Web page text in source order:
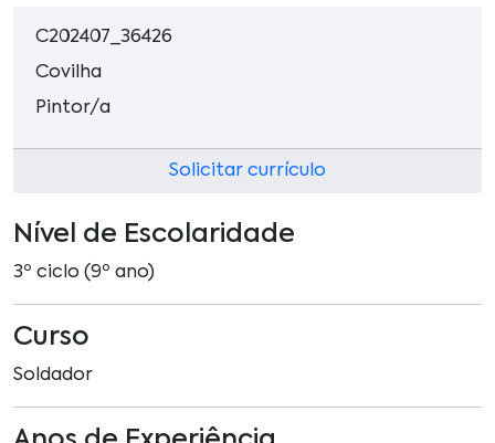
C202407_36426
Covilha
Pintor/a
Solicitar currículo
Nível de Escolaridade
3º ciclo (9º ano)
Curso
Soldador